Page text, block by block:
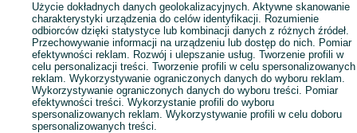
Użycie dokładnych danych geolokalizacyjnych. Aktywne skanowanie
charakterystyki urządzenia do celów identyfikacji. Rozumienie
odbiorców dzięki statystyce lub kombinacji danych z różnych źródeł.
Przechowywanie informacji na urządzeniu lub dostęp do nich. Pomiar
efektywności reklam. Rozwój i ulepszanie usług. Tworzenie profili w
celu personalizacji treści. Tworzenie profili w celu spersonalizowanych
reklam. Wykorzystywanie ograniczonych danych do wyboru reklam.
Wykorzystywanie ograniczonych danych do wyboru treści. Pomiar
efektywności treści. Wykorzystanie profili do wyboru
spersonalizowanych reklam. Wykorzystywanie profili w celu doboru
spersonalizowanych treści.